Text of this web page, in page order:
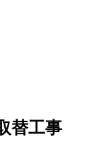
替工事